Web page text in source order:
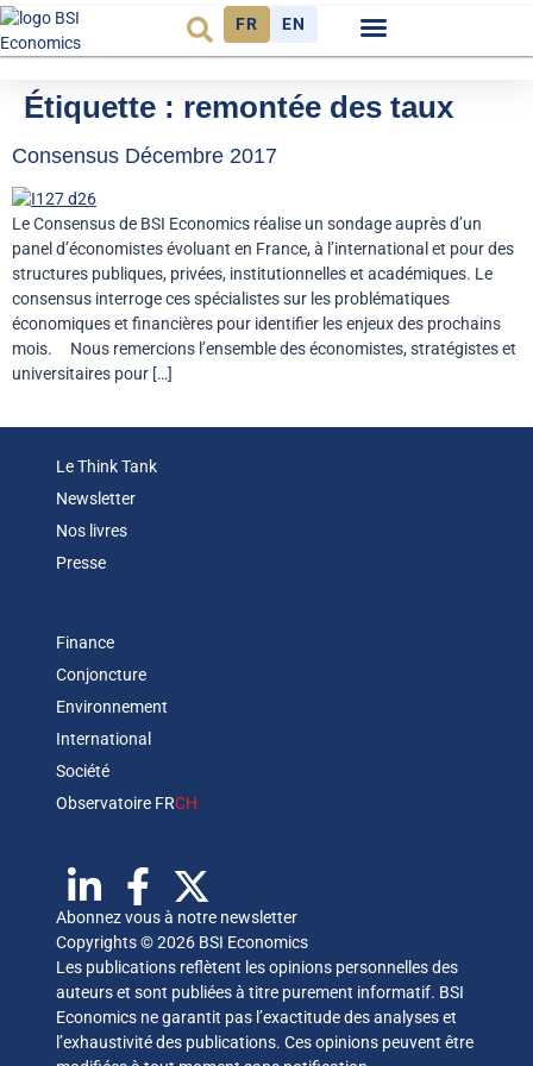
FR EN
Étiquette : remontée des taux
Consensus Décembre 2017
Le Consensus de BSI Economics réalise un sondage auprès d’un
panel d’économistes évoluant en France, à l’international et pour des
structures publiques, privées, institutionnelles et académiques. Le
consensus interroge ces spécialistes sur les problématiques
économiques et financières pour identifier les enjeux des prochains
mois. Nous remercions l’ensemble des économistes, stratégistes et
universitaires pour […]
Le Think Tank
Newsletter
Nos livres
Presse
Finance
Conjoncture
Environnement
International
Société
Observatoire FRCH
Abonnez vous à notre newsletter
Copyrights © 2026 BSI Economics
Les publications reflètent les opinions personnelles des
auteurs et sont publiées à titre purement informatif. BSI
Economics ne garantit pas l’exactitude des analyses et
l’exhaustivité des publications. Ces opinions peuvent être